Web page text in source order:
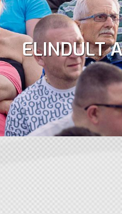
ELINDULT